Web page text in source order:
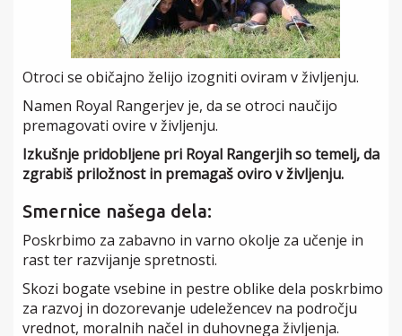
Otroci se običajno želijo izogniti oviram v življenju.
Namen Royal Rangerjev je, da se otroci naučijo
premagovati ovire v življenju.
Izkušnje pridobljene pri Royal Rangerjih so temelj, da
zgrabiš priložnost in premagaš oviro v življenju.
Smernice našega dela:
Poskrbimo za zabavno in varno okolje za učenje in
rast ter razvijanje spretnosti.
Skozi bogate vsebine in pestre oblike dela poskrbimo
za razvoj in dozorevanje udeležencev na področju
vrednot, moralnih načel in duhovnega življenja.